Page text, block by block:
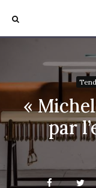
«
par